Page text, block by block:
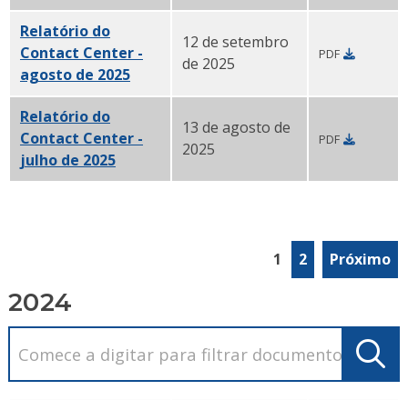
Relatório do
Contact Center -
agosto de 2025PDF
12 de setembro
de 2025
PDF
Relatório do
Contact Center -
julho de 2025PDF
13 de agosto de
2025
PDF
1 2 Próximo
2024